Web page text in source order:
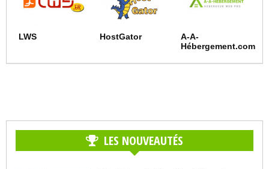
LWS HostGator
A-A-
Hébergement.com
LES NOUVEAUTÉS